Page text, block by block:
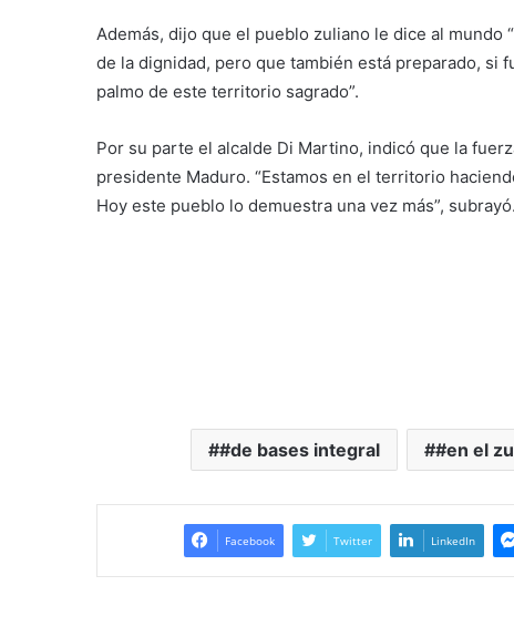
Además, dijo que el pueblo zuliano le dice al mundo
de la dignidad, pero que también está preparado, si
palmo de este territorio sagrado”.
Por su parte el alcalde Di Martino, indicó que la
presidente Maduro. “Estamos en el territorio
Hoy este pueblo lo demuestra una vez más”, subrayó.
#de bases integral #en el
Facebook Twitter LinkedIn